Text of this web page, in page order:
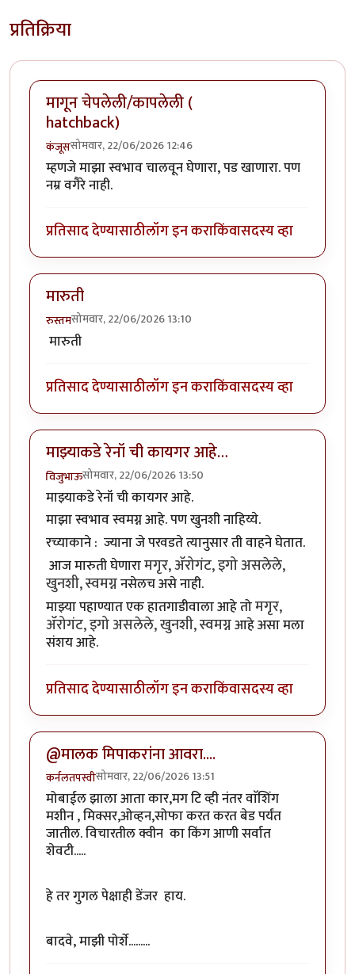
प्रतिक्रिया
मागून चेपलेली/कापलेली (
hatchback)
कंजूससोमवार, 22/06/2026 12:46
म्हणजे माझा स्वभाव चालवून घेणारा, पड खाणारा. पण
नम्र वगैरे नाही.
प्रतिसाद देण्यासाठीलॉग इन कराकिंवासदस्य व्हा
मारुती
रुस्तमसोमवार, 22/06/2026 13:10
मारुती
प्रतिसाद देण्यासाठीलॉग इन कराकिंवासदस्य व्हा
माझ्याकडे रेनॉ ची कायगर आहे…
विजुभाऊसोमवार, 22/06/2026 13:50
माझ्याकडे रेनॉ ची कायगर आहे.
माझा स्वभाव स्वमग्न आहे. पण खुनशी नाहिय्ये.
रच्याकाने : ज्याना जे परवडते त्यानुसार ती वाहने घेतात.
आज मारुती घेणारामगृर, ॲरोगंट, इगो असलेले,
खुनशी, स्वमग्ननसेलच असे नाही.
माझ्या पहाण्यात एक हातगाडीवाला आहे तोमगृर,
ॲरोगंट, इगो असलेले, खुनशी, स्वमग्नआहे असा मला
संशय आहे.
प्रतिसाद देण्यासाठीलॉग इन कराकिंवासदस्य व्हा
@मालक मिपाकरांना आवरा....
कर्नलतपस्वीसोमवार, 22/06/2026 13:51
मोबाईल झाला आता कार,मग टि व्ही नंतर वाॅशिंग
मशीन , मिक्सर,ओव्हन,सोफा करत करत बेड पर्यंत
जातील. विचारतील क्वीन का किंग आणी सर्वात
शेवटी.....
हे तर गुगल पेक्षाही डेंजर हाय.
बादवे, माझी पोर्शे.........